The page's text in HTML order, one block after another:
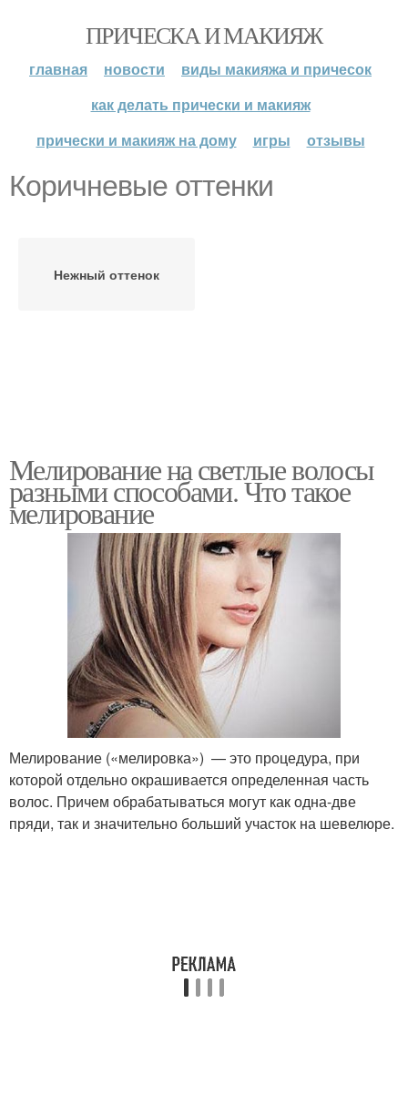
ПРИЧЕСКА И МАКИЯЖ
главная новости
виды макияжа и причесок
как делать прически и макияж
прически и макияж на дому
игры отзывы
Коричневые оттенки
Нежный оттенок
Мелирование на светлые волосы
разными способами. Что такое
мелирование
Мелирование («мелировка») — это процедура, при
которой отдельно окрашивается определенная часть
волос. Причем обрабатываться могут как одна-две
пряди, так и значительно больший участок на шевелюре.